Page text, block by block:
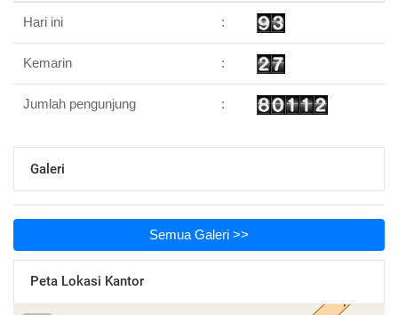
Hari ini :
Kemarin :
Jumlah pengunjung :
Galeri
Semua Galeri >>
Peta Lokasi Kantor